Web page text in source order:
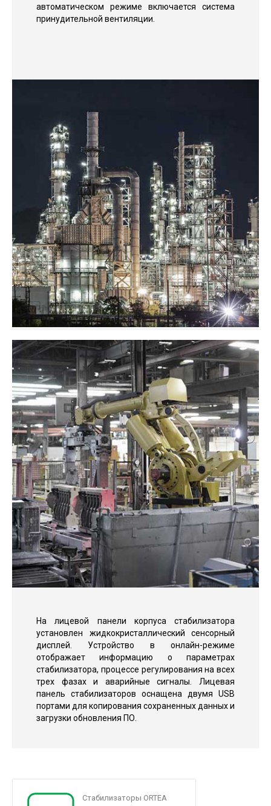
автоматическом режиме включается система
принудительной вентиляции.
На лицевой панели корпуса стабилизатора
установлен жидкокристаллический сенсорный
дисплей. Устройство в онлайн-режиме
отображает информацию о параметрах
стабилизатора, процессе регулирования на всех
трех фазах и аварийные сигналы. Лицевая
панель стабилизаторов оснащена двумя USB
портами для копирования сохраненных данных и
загрузки обновления ПО.
Стабилизаторы ORTEA